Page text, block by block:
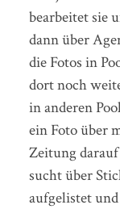
bearbeitet sie
dann über
die Fotos in
dort noch
in anderen
ein Foto über
Zeitung
sucht über
aufgelistet